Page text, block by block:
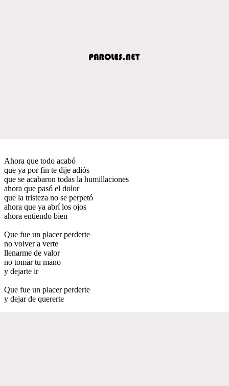
Ahora que todo acabó
que ya por fin te dije adiós
que se acabaron todas la humillaciones
ahora que pasó el dolor
que la tristeza no se perpetó
ahora que ya abrí los ojos
ahora entiendo bien
Que fue un placer perderte
no volver a verte
llenarme de valor
no tomar tu mano
y dejarte ir
Que fue un placer perderte
y dejar de quererte